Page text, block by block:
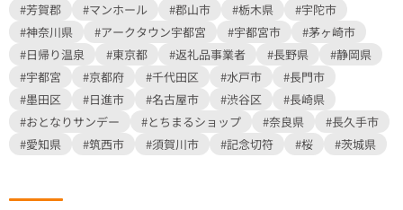
#芳賀郡
#マンホール #郡山市 #栃木県
#宇陀市
#神奈川県
#アークタウン宇都宮 #宇都宮市
#茅ヶ崎市
#日帰り温泉
#東京都 #返礼品事業者 #長野県
#静岡県
#宇都宮
#京都府 #千代田区 #水戸市
#長門市
#墨田区
#日進市 #名古屋市 #渋谷区
#長崎県
#おとなりサンデー
#とちまるショップ #奈良県
#長久手市
#愛知県
#筑西市 #須賀川市 #記念切符 #桜 #茨城県